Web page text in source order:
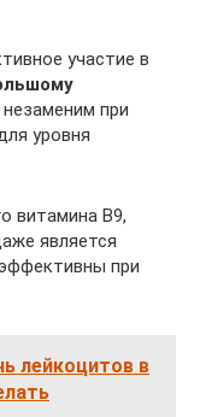
участие в
при
уровня
витамина B9,
является
при
лейкоцитов в